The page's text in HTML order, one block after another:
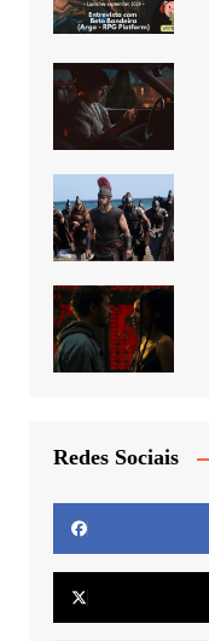
Redes Sociais